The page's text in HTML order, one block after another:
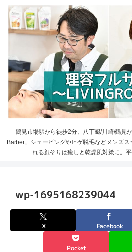
鶴見市場駅から徒歩2分、八丁畷/川崎/鶴見
Barber。シェービングやヒゲ脱毛などメンズ
れる顔そりは癒しと乾燥肌対策に。平
wp-1695168239044
X Facebook
Pocket